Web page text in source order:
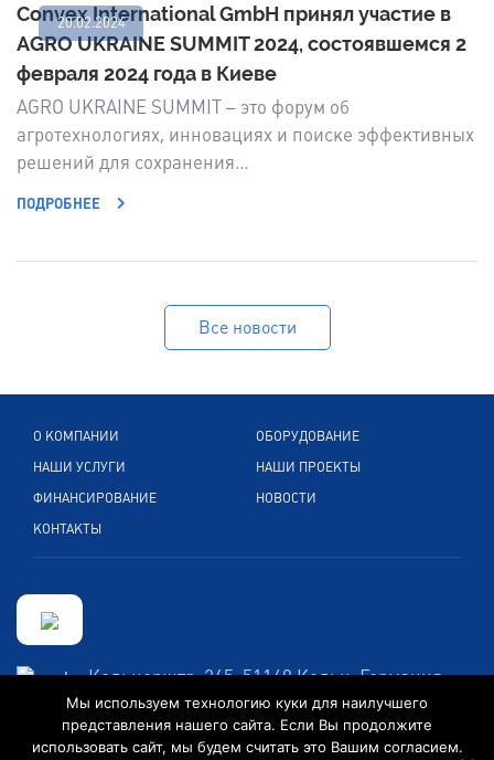
20.02.2024
Convex International GmbH принял участие в
AGRO UKRAINE SUMMIT 2024, состоявшемся 2
февраля 2024 года в Киеве
AGRO UKRAINE SUMMIT – это форум об
агротехнологиях, инновациях и поиске эффективных
решений для сохранения…
ПОДРОБНЕЕ
Все новости
О КОМПАНИИ
НАШИ УСЛУГИ
ФИНАНСИРОВАНИЕ
КОНТАКТЫ
ОБОРУДОВАНИЕ
НАШИ ПРОЕКТЫ
НОВОСТИ
Кельнерштр. 265, 51149 Кельн, Германия
+49 2203 89 599 0
info@convexintl.de
Мы используем технологию куки для наилучшего
представления нашего сайта. Если Вы продолжите
использовать сайт, мы будем считать это Вашим согласием.